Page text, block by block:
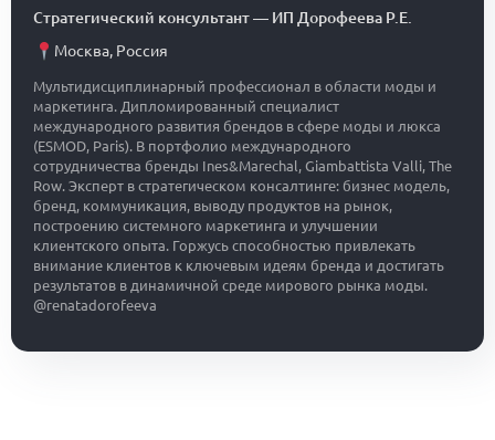
Стратегический консультант— ИП Дорофеева Р.Е.
Москва, Россия
Мультидисциплинарный профессионал в области моды и
маркетинга. Дипломированный специалист
международного развития брендов в сфере моды и люкса
(ESMOD, Paris). В портфолио международного
сотрудничества бренды Ines&Marechal, Giambattista Valli, The
Row. Эксперт в стратегическом консалтинге: бизнес модель,
бренд, коммуникация, выводу продуктов на рынок,
построению системного маркетинга и улучшении
клиентского опыта. Горжусь способностью привлекать
внимание клиентов к ключевым идеям бренда и достигать
результатов в динамичной среде мирового рынка моды.
@renatadorofeeva